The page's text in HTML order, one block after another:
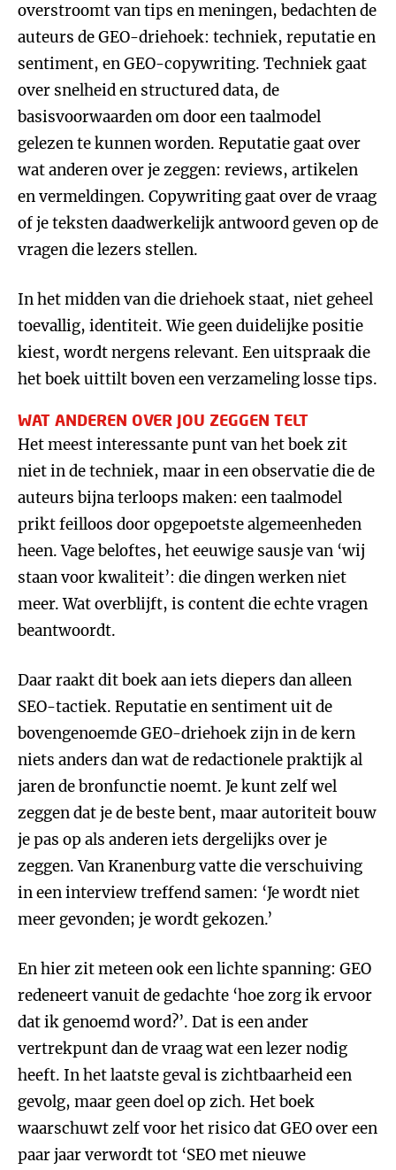
overstroomt van tips en meningen, bedachten de
auteurs de GEO-driehoek: techniek, reputatie en
sentiment, en GEO-copywriting. Techniek gaat
over snelheid en structured data, de
basisvoorwaarden om door een taalmodel
gelezen te kunnen worden. Reputatie gaat over
wat anderen over je zeggen: reviews, artikelen
en vermeldingen. Copywriting gaat over de vraag
of je teksten daadwerkelijk antwoord geven op de
vragen die lezers stellen.
In het midden van die driehoek staat, niet geheel
toevallig, identiteit. Wie geen duidelijke positie
kiest, wordt nergens relevant. Een uitspraak die
het boek uittilt boven een verzameling losse tips.
WAT ANDEREN OVER JOU ZEGGEN TELT
Het meest interessante punt van het boek zit
niet in de techniek, maar in een observatie die de
auteurs bijna terloops maken: een taalmodel
prikt feilloos door opgepoetste algemeenheden
heen. Vage beloftes, het eeuwige sausje van ‘wij
staan voor kwaliteit’: die dingen werken niet
meer. Wat overblijft, is content die echte vragen
beantwoordt.
Daar raakt dit boek aan iets diepers dan alleen
SEO-tactiek. Reputatie en sentiment uit de
bovengenoemde GEO-driehoek zijn in de kern
niets anders dan wat de redactionele praktijk al
jaren de bronfunctie noemt. Je kunt zelf wel
zeggen dat je de beste bent, maar autoriteit bouw
je pas op als anderen iets dergelijks over je
zeggen. Van Kranenburg vatte die verschuiving
in een interview treffend samen: ‘Je wordt niet
meer gevonden; je wordt gekozen.’
En hier zit meteen ook een lichte spanning: GEO
redeneert vanuit de gedachte ‘hoe zorg ik ervoor
dat ik genoemd word?’. Dat is een ander
vertrekpunt dan de vraag wat een lezer nodig
heeft. In het laatste geval is zichtbaarheid een
gevolg, maar geen doel op zich. Het boek
waarschuwt zelf voor het risico dat GEO over een
paar jaar verwordt tot ‘SEO met nieuwe